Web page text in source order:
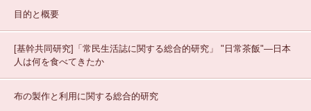
目的と概要
[基幹共同研究]「常民生活誌に関する総合的研究」
"日常茶飯"—日本
人は何を食べてきたか
布の製作と利用に関する総合的研究